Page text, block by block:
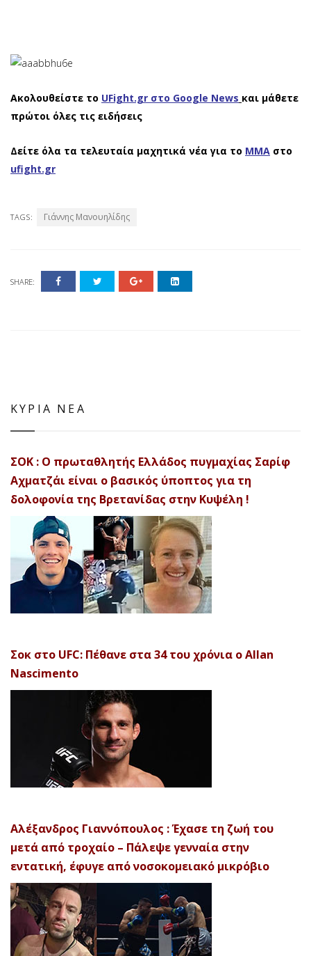
Ακολουθείστε το UFight.gr στο Google News και μάθετε
πρώτοι όλες τις ειδήσεις
Δείτε όλα τα τελευταία μαχητικά νέα για το ΜΜΑ στο
ufight.gr
TAGS: Γιάννης Μανουηλίδης
SHARE:
ΚΥΡΙΑ ΝΕΑ
ΣΟΚ : Ο πρωταθλητής Ελλάδος πυγμαχίας Σαρίφ
Αχματζάι είναι ο βασικός ύποπτος για τη
δολοφονία της Βρετανίδας στην Κυψέλη !
Σοκ στο UFC: Πέθανε στα 34 του χρόνια ο Allan
Nascimento
Αλέξανδρος Γιαννόπουλος : Έχασε τη ζωή του
μετά από τροχαίο – Πάλεψε γενναία στην
εντατική, έφυγε από νοσοκομειακό μικρόβιο